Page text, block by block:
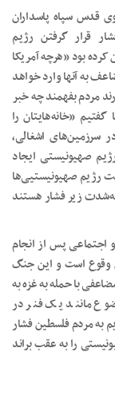
قدس سپاه پاسداران
قرار گرفتن رژیم
بود «هرچه آمریکا
به آنها وارد خواهد
مردم بفهمند چه ‌خبر
«خانه‌هایتان را
سرزمین‌های اشغالی،
صهیونیستی ایجاد
رژیم صهیونیستیی‌ها
زیر فشار هستند
اجتماعی پس از انجام
وقوع است و این جنگ
با حمله به غزه به
مانند یک فنر در
به مردم فلسطین فشار
را به عقب براند